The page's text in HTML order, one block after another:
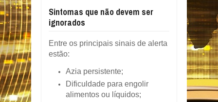
Sintomas que não devem ser
ignorados
Entre os principais sinais de alerta
estão:
Azia persistente;
Dificuldade para engolir
alimentos ou líquidos;